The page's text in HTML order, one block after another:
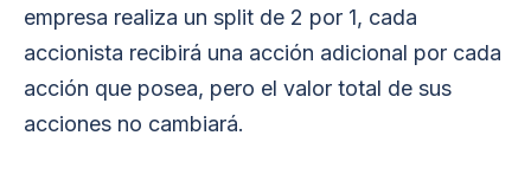
empresa realiza un split de 2 por 1, cada
accionista recibirá una acción adicional por cada
acción que posea, pero el valor total de sus
acciones no cambiará.